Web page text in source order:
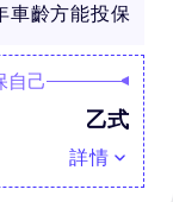
車齡方能投保
自己
乙式
詳情